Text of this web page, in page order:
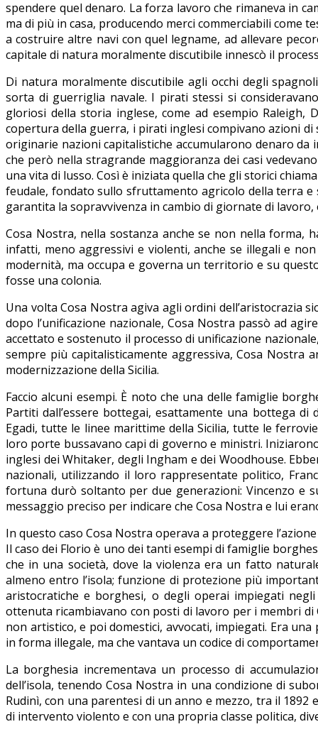
spendere quel denaro. La forza lavoro che rimaneva in
ma di più in casa, producendo merci commerciabili come
a costruire altre navi con quel legname, ad allevare
capitale di natura moralmente discutibile innescò il
Di natura moralmente discutibile agli occhi degli
sorta di guerriglia navale. I pirati stessi si
gloriosi della storia inglese, come ad esempio
copertura della guerra, i pirati inglesi compivano azioni
originarie nazioni capitalistiche accumularono denaro
che però nella stragrande maggioranza dei casi
una vita di lusso. Così è iniziata quella che gli storici
feudale, fondato sullo sfruttamento agricolo della terra e
garantita la sopravvivenza in cambio di giornate di
Cosa Nostra, nella sostanza anche se non nella forma,
infatti, meno aggressivi e violenti, anche se illegali e
modernità, ma occupa e governa un territorio e su
fosse una colonia.
Una volta Cosa Nostra agiva agli ordini dell’aristocrazia
dopo l’unificazione nazionale, Cosa Nostra passò ad
accettato e sostenuto il processo di unificazione
sempre più capitalisticamente aggressiva, Cosa Nostra
modernizzazione della Sicilia.
Faccio alcuni esempi. È noto che una delle famiglie
Partiti dall’essere bottegai, esattamente una bottega
Egadi, tutte le linee marittime della Sicilia, tutte le
loro porte bussavano capi di governo e ministri.
inglesi dei Whitaker, degli Ingham e dei Woodhouse.
nazionali, utilizzando il loro rappresentate politico,
fortuna durò soltanto per due generazioni: Vincenzo e
messaggio preciso per indicare che Cosa Nostra e lui
In questo caso Cosa Nostra operava a proteggere
Il caso dei Florio è uno dei tanti esempi di famiglie
che in una società, dove la violenza era un fatto
almeno entro l’isola; funzione di protezione più
aristocratiche e borghesi, o degli operai impiegati
ottenuta ricambiavano con posti di lavoro per i membri
non artistico, e poi domestici, avvocati, impiegati. Era
in forma illegale, ma che vantava un codice di
La borghesia incrementava un processo di
dell’isola, tenendo Cosa Nostra in una condizione di
Rudinì, con una parentesi di un anno e mezzo, tra il
di intervento violento e con una propria classe politica,